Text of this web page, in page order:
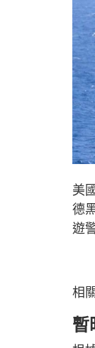
美
德
遊
相
暫